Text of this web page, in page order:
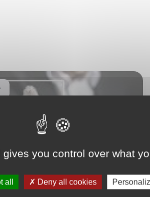
you control over what
all Deny all cookies